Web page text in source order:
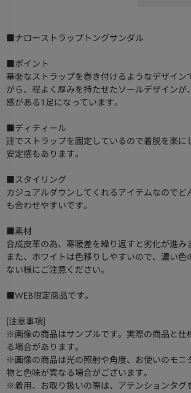
■ナローストラップトングサンダル
■ポイント
華奢なストラップを巻き付けるようなデザイン
がら、程よく厚みを持たせたソールデザインが
感がある１足になっています。
■ディティール
踵でストラップを固定しているので着脱を楽に
安定感もあります。
■スタイリング
カジュアルダウンしてくれるアイテムなのでど
も合わせやすいです。
■素材
合成皮革の為、寒暖差を繰り返すと劣化が進み
また、ホワイトは色移りしやすいので、濃い色
ない様にご注意ください。
■WEB限定商品です。
[注意事項]
※画像の商品はサンプルです。実際の商品と仕
る場合があります。
※画像の商品は光の照射や角度、お使いのモニ
物と色味が異なる場合がございます。
※着用、お取り扱いの際は、アテンションタグ